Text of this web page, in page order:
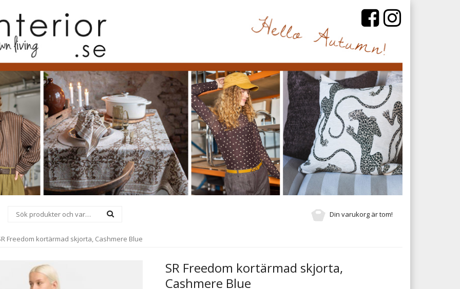
Din varukorg är tom!
Freedom kortärmad skjorta, Cashmere Blue
SR Freedom kortärmad skjorta,
Cashmere Blue